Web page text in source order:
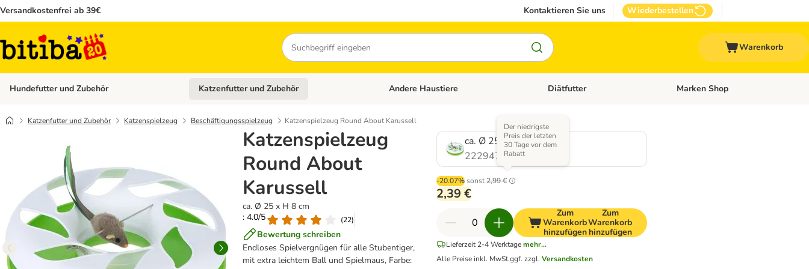
Versandkostenfrei ab 39€ Kontaktieren Sie uns Wiederbestellen
Suchen
Warenkorb
Hundefutter und Zubehör Kategorie-Menü öffnen: Hundefutter und Zubehör
Katzenfutter und Zubehör Kategorie-Menü öffnen: Katzenfutter und Zubehör
Andere Haustiere Kategorie-Menü öffnen: Andere Haustiere
Diätfutter Kategorie-Menü öffnen: Diätfutter
Marken Shop
Katzenfutter und Zubehör Katzenspielzeug Beschäftigungsspielzeug Katzenspielzeug Round About Karussell
Katzenspielzeug
Round About
Karussell
ca. Ø 25 x H 8 cm
: 4.0/5
(22)
Bewertung schreiben
Endloses Spielvergnügen für alle Stubentiger,
mit extra leichtem Ball und Spielmaus, Farbe:
ca. Ø 25 x H 8 cm
222947.1
-20.07%sonst2,99 €
Der niedrigste
Preis der letzten
30 Tage vor dem
Rabatt
2,39 €
Zum
Warenkorb
hinzufügen
Zum
Warenkorb
hinzufügen
Lieferzeit 2-4 Werktagemehr...
Alle Preise inkl. MwSt.ggf. zzgl.Versandkosten